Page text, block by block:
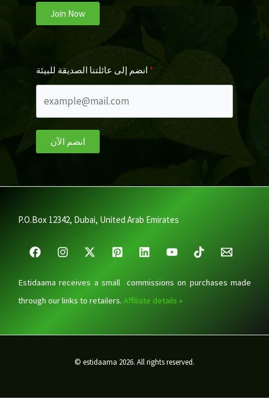
Join Now
انضم إلى عائلتنا الصديقة للبيئة
انضم الآن
P.O.Box 12342, Dubai, United Arab Emirates
Estidaama receives a small commissions on purchases made
through our links to retailers. Affiliate details »
© estidaama 2026. All rights reserved.